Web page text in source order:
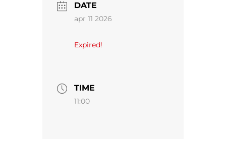
DATE
apr 11 2026
Expired!
TIME
11:00